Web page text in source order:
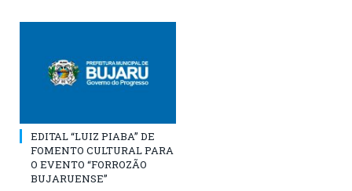
EDITAL “LUIZ PIABA” DE
FOMENTO CULTURAL PARA
O EVENTO “FORROZÃO
BUJARUENSE”